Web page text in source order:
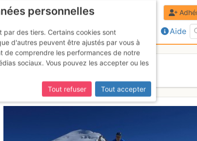
Aide
personnelles
par des tiers. Certains cookies sont
d'autres peuvent être ajustés par vous à
de comprendre les performances de notre
sociaux. Vous pouvez les accepter ou les
Tout refuser
Tout accepter